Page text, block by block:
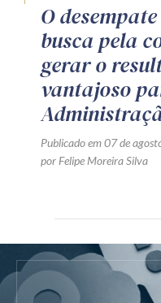
O
busca pela
gerar o
vantajoso
Publicado em 07 de
por Felipe Moreira Silva